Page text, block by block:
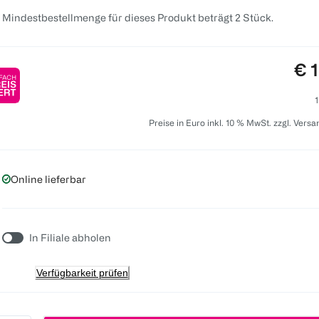
Mindestbestellmenge für dieses Produkt beträgt 2 Stück.
€
Preise in Euro inkl. 10 % MwSt. zzgl.
Online lieferbar
In Filiale abholen
Verfügbarkeit prüfen